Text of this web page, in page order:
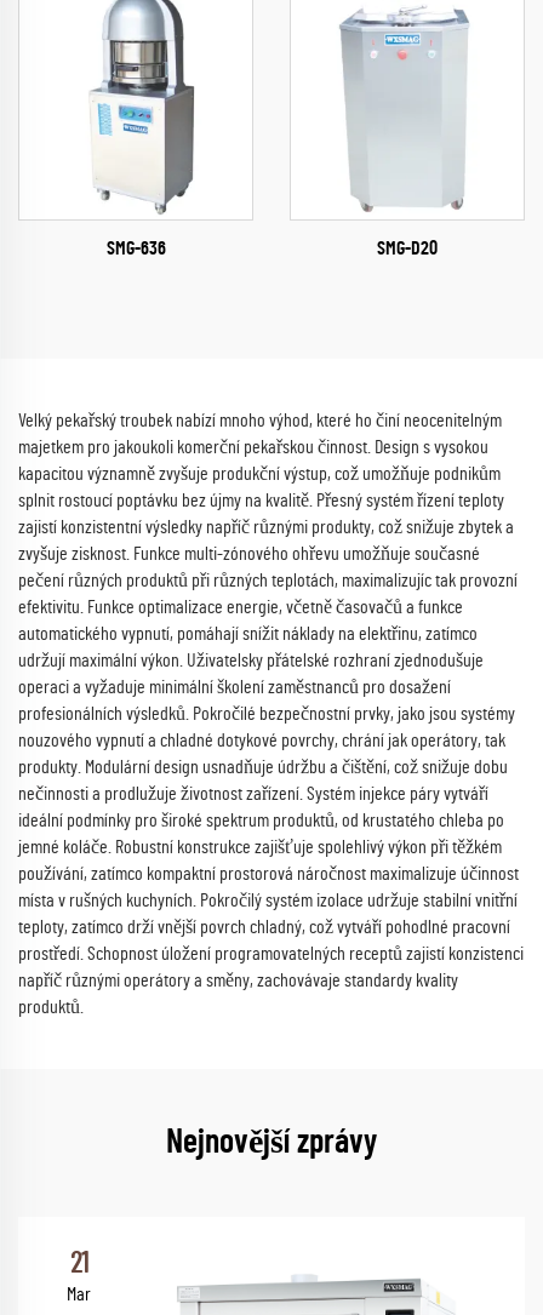
SMG-636 SMG-D20
Velký pekařský troubek nabízí mnoho výhod, které ho činí neocenitelným
majetkem pro jakoukoli komerční pekařskou činnost. Design s vysokou
kapacitou významně zvyšuje produkční výstup, což umožňuje podnikům
splnit rostoucí poptávku bez újmy na kvalitě. Přesný systém řízení teploty
zajistí konzistentní výsledky napříč různými produkty, což snižuje zbytek a
zvyšuje zisknost. Funkce multi-zónového ohřevu umožňuje současné
pečení různých produktů při různých teplotách, maximalizujíc tak provozní
efektivitu. Funkce optimalizace energie, včetně časovačů a funkce
automatického vypnutí, pomáhají snížit náklady na elektřinu, zatímco
udržují maximální výkon. Uživatelsky přátelské rozhraní zjednodušuje
operaci a vyžaduje minimální školení zaměstnanců pro dosažení
profesionálních výsledků. Pokročilé bezpečnostní prvky, jako jsou systémy
nouzového vypnutí a chladné dotykové povrchy, chrání jak operátory, tak
produkty. Modulární design usnadňuje údržbu a čištění, což snižuje dobu
nečinnosti a prodlužuje životnost zařízení. Systém injekce páry vytváří
ideální podmínky pro široké spektrum produktů, od krustatého chleba po
jemné koláče. Robustní konstrukce zajišťuje spolehlivý výkon při těžkém
používání, zatímco kompaktní prostorová náročnost maximalizuje účinnost
místa v rušných kuchyních. Pokročilý systém izolace udržuje stabilní vnitřní
teploty, zatímco drží vnější povrch chladný, což vytváří pohodlné pracovní
prostředí. Schopnost úložení programovatelných receptů zajistí konzistenci
napříč různými operátory a směny, zachovávaje standardy kvality
produktů.
Nejnovější zprávy
21
Mar